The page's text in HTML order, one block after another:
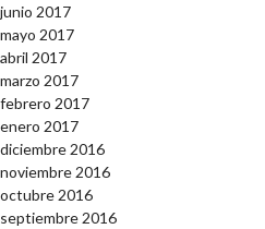
junio 2017
mayo 2017
abril 2017
marzo 2017
febrero 2017
enero 2017
diciembre 2016
noviembre 2016
octubre 2016
septiembre 2016